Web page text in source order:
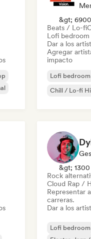
&gt;
Beats / Lo-fi
Lofi bedroom
Dar a los
Agregar
impacto
Lofi bedroom
Chill / Lo-fi
&gt; 1300
Rock
Cloud Rap /
Representar
carreras.
Dar a los
Lofi bedroom